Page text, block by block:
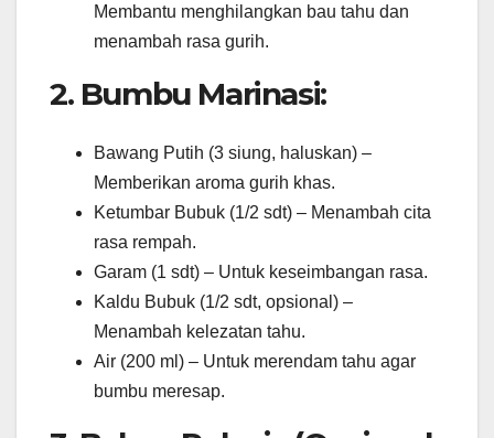
Membantu menghilangkan bau tahu dan
menambah rasa gurih.
2. Bumbu Marinasi:
Bawang Putih (3 siung, haluskan) –
Memberikan aroma gurih khas.
Ketumbar Bubuk (1/2 sdt) – Menambah cita
rasa rempah.
Garam (1 sdt) – Untuk keseimbangan rasa.
Kaldu Bubuk (1/2 sdt, opsional) –
Menambah kelezatan tahu.
Air (200 ml) – Untuk merendam tahu agar
bumbu meresap.